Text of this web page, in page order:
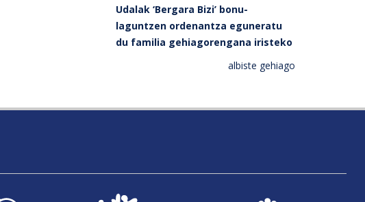
Udalak ‘Bergara Bizi’ bonu-
laguntzen ordenantza eguneratu
du familia gehiagorengana iristeko
albiste gehiago